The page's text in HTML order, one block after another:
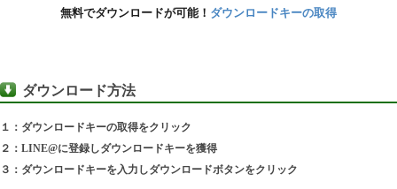
無料でダウンロードが可能！ ダウンロードキーの取得
ダウンロード方法
１：ダウンロードキーの取得をクリック
２：LINE@に登録しダウンロードキーを獲得
３：ダウンロードキーを入力しダウンロードボタンをクリック